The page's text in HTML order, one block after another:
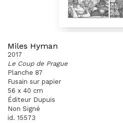
Miles Hyman
2017
Le Coup de Prague
Planche 87
Fusain sur papier
56 x 40 cm
Éditeur Dupuis
Non Signé
id. 15573